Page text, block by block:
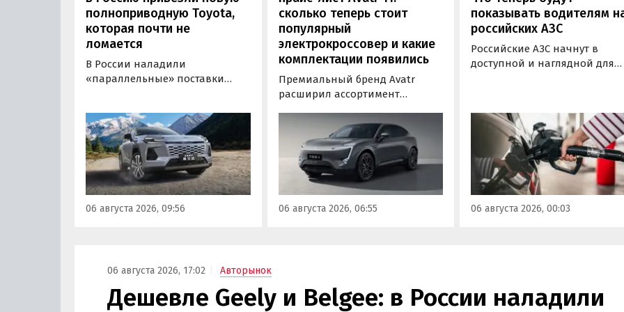
полноприводную Toyota,
которая почти не
ломается
В России наладили
«параллельные» поставки
копией RAV4 для китайского
рынка. Там он стоит минимум 2
000 000 рублей по текущему
курсу, а у нас с учетом всех
расходов цены на них стартуют
от 3 700 000 рублей, выяснили
«Автоновости дня».
06 августа 2026, 09:56
сколько теперь стоит
популярный
электрокроссовер и какие
комплектации появились
Премиальный бренд Avatr
расширил ассортимент
кроссовера Avatr 11 в России
версиями 2026 года. Вместе с
этим из его прайс-листа
исчезло единственное
заднеприводное исполнение,
а минимальная цена модели
выросла на 760 тыс. рублей,
06 августа 2026, 06:55
показывать водителям
российских АЗС
Российские АЗС начнут в
доступной и наглядной для
отпускаемого топлива. Это
позволит автовладельцам
осознанно выбрать топливо
определенного класса — от
«Евро-2» до «Евро-5»,
сообщили в Минэнерго РФ.
06 августа 2026, 00:03
06 августа 2026, 17:02 Авторынок
Дешевле Geely и Belgee: в России наладили